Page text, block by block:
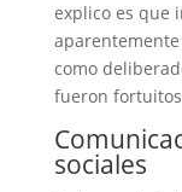
explico es que
como
fueron
sociales